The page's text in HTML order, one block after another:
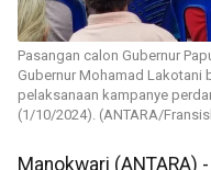
Pasangan calon Gubernur
Gubernur Mohamad Lakotani
pelaksanaan kampanye
(1/10/2024). (ANTARA/
Manokwari (ANTARA)